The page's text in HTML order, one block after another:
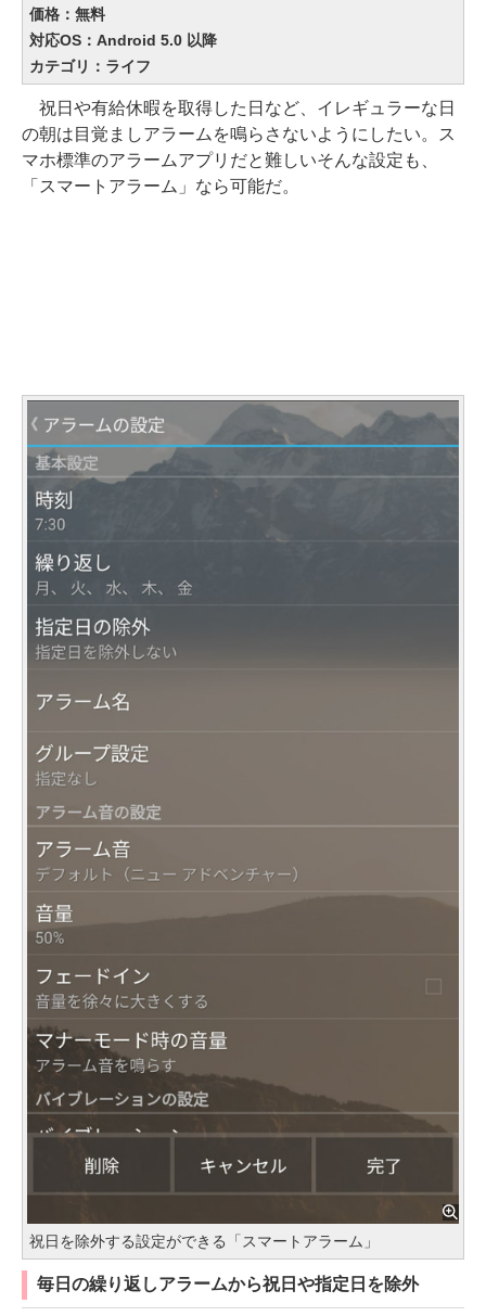
価格：無料
対応OS：Android 5.0 以降
カテゴリ：ライフ
祝日や有給休暇を取得した日など、イレギュラーな日
の朝は目覚ましアラームを鳴らさないようにしたい。ス
マホ標準のアラームアプリだと難しいそんな設定も、
「スマートアラーム」なら可能だ。
祝日を除外する設定ができる「スマートアラーム」
毎日の繰り返しアラームから祝日や指定日を除外